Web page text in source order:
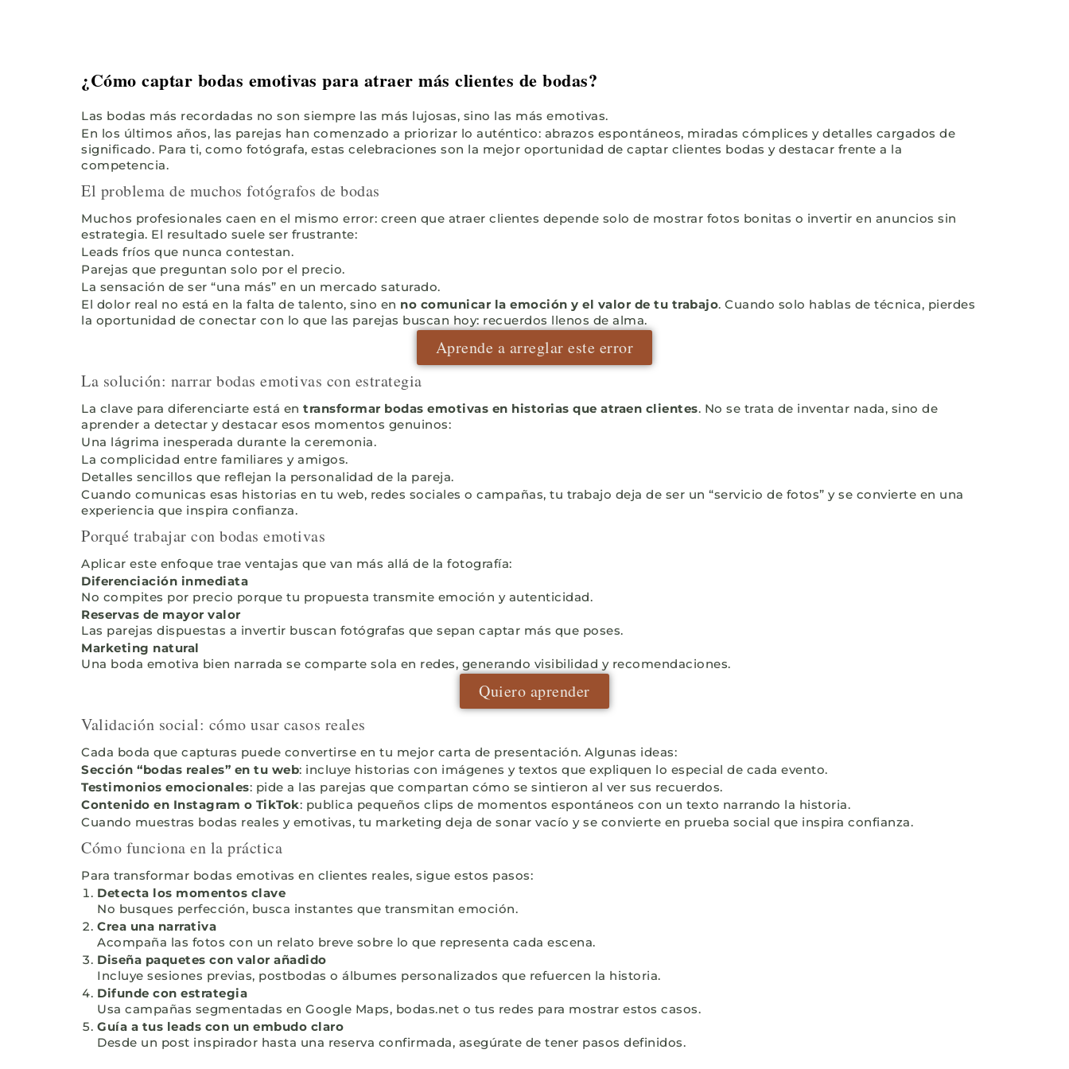
¿Cómo captar bodas emotivas para atraer más clientes de bodas?
Las bodas más recordadas no son siempre las más lujosas, sino las más emotivas.
En los últimos años, las parejas han comenzado a priorizar lo auténtico: abrazos espontáneos, miradas cómplices y detalles cargados de
significado. Para ti, como fotógrafa, estas celebraciones son la mejor oportunidad de captar clientes bodas y destacar frente a la
competencia.
El problema de muchos fotógrafos de bodas
Muchos profesionales caen en el mismo error: creen que atraer clientes depende solo de mostrar fotos bonitas o invertir en anuncios sin
estrategia. El resultado suele ser frustrante:
Leads fríos que nunca contestan.
Parejas que preguntan solo por el precio.
La sensación de ser “una más” en un mercado saturado.
El dolor real no está en la falta de talento, sino en no comunicar la emoción y el valor de tu trabajo. Cuando solo hablas de técnica, pierdes
la oportunidad de conectar con lo que las parejas buscan hoy: recuerdos llenos de alma.
Aprende a arreglar este error
La solución: narrar bodas emotivas con estrategia
La clave para diferenciarte está en transformar bodas emotivas en historias que atraen clientes. No se trata de inventar nada, sino de
aprender a detectar y destacar esos momentos genuinos:
Una lágrima inesperada durante la ceremonia.
La complicidad entre familiares y amigos.
Detalles sencillos que reflejan la personalidad de la pareja.
Cuando comunicas esas historias en tu web, redes sociales o campañas, tu trabajo deja de ser un “servicio de fotos” y se convierte en una
experiencia que inspira confianza.
Porqué trabajar con bodas emotivas
Aplicar este enfoque trae ventajas que van más allá de la fotografía:
Diferenciación inmediata
No compites por precio porque tu propuesta transmite emoción y autenticidad.
Reservas de mayor valor
Las parejas dispuestas a invertir buscan fotógrafas que sepan captar más que poses.
Marketing natural
Una boda emotiva bien narrada se comparte sola en redes, generando visibilidad y recomendaciones.
Quiero aprender
Validación social: cómo usar casos reales
Cada boda que capturas puede convertirse en tu mejor carta de presentación. Algunas ideas:
Sección “bodas reales” en tu web: incluye historias con imágenes y textos que expliquen lo especial de cada evento.
Testimonios emocionales: pide a las parejas que compartan cómo se sintieron al ver sus recuerdos.
Contenido en Instagram o TikTok: publica pequeños clips de momentos espontáneos con un texto narrando la historia.
Cuando muestras bodas reales y emotivas, tu marketing deja de sonar vacío y se convierte en prueba social que inspira confianza.
Cómo funciona en la práctica
Para transformar bodas emotivas en clientes reales, sigue estos pasos:
Detecta los momentos clave
No busques perfección, busca instantes que transmitan emoción.
Crea una narrativa
Acompaña las fotos con un relato breve sobre lo que representa cada escena.
Diseña paquetes con valor añadido
Incluye sesiones previas, postbodas o álbumes personalizados que refuercen la historia.
Difunde con estrategia
Usa campañas segmentadas en Google Maps, bodas.net o tus redes para mostrar estos casos.
Guía a tus leads con un embudo claro
Desde un post inspirador hasta una reserva confirmada, asegúrate de tener pasos definidos.